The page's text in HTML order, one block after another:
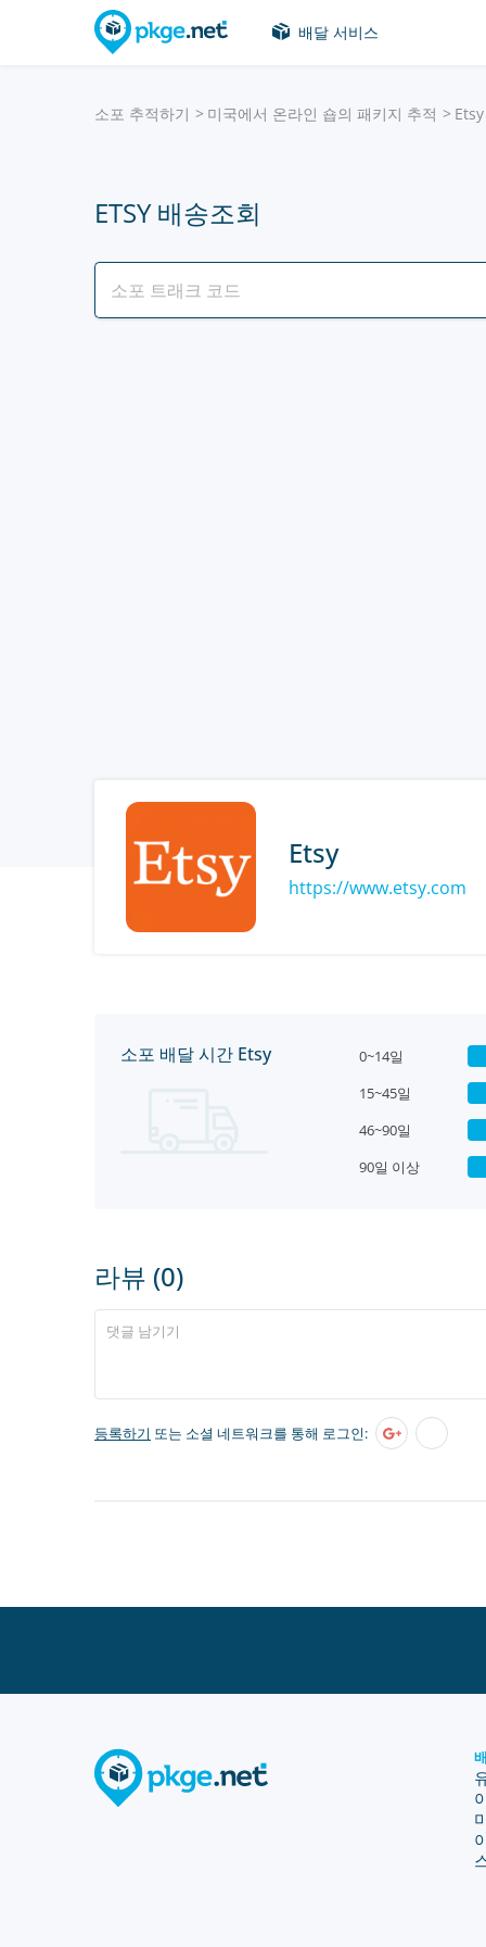
배달 서비스
소포 추적하기 미국에서 온라인 숍의 패키지 추적 Etsy
ETSY 배송조회
Etsy
https://www.etsy.com
소포 배달 시간 Etsy
0~14일
15~45일
46~90일
90일 이상
라뷰 (0)
등록하기 또는 소셜 네트워크를 통해 로그인: